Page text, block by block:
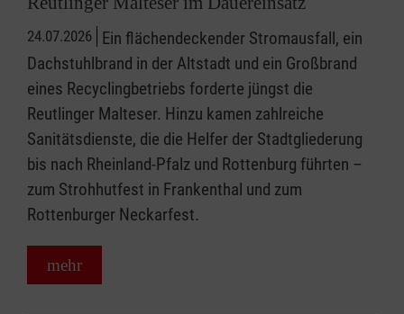
24.07.2026 Ein flächendeckender Stromausfall, ein
Dachstuhlbrand in der Altstadt und ein Großbrand
eines Recyclingbetriebs forderte jüngst die
Reutlinger Malteser. Hinzu kamen zahlreiche
Sanitätsdienste, die die Helfer der Stadtgliederung
bis nach Rheinland-Pfalz und Rottenburg führten –
zum Strohhutfest in Frankenthal und zum
Rottenburger Neckarfest.
mehr